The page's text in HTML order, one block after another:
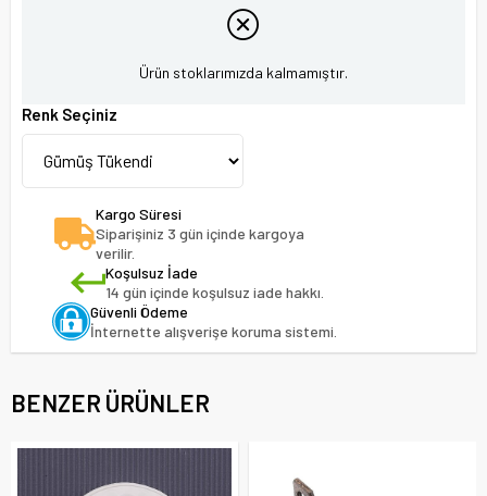
Ürün stoklarımızda kalmamıştır.
Renk Seçiniz
Kargo Süresi
Siparişiniz 3 gün içinde kargoya
verilir.
Koşulsuz İade
14 gün içinde koşulsuz iade hakkı.
Güvenli Ödeme
İnternette alışverişe koruma sistemi.
BENZER ÜRÜNLER